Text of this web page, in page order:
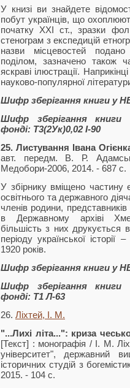
У книзі ви знайдете
побут українців, що
початку XXI ст., зразки
стенограм з експедицій
назви місцевостей
поділом, зазначено також
яскраві ілюстрації.
науково-популярної
Шифр зберігання книги у
Шифр зберігання книги
фонді: Т3(2Ук)0,02 І-90
25. Листування Івана
авт. передм. В. Р.
Медобори-2006, 2014. - 687 с.
У збірнику вміщено частину
освітнього та державного
членів родини,
в Державному архіві
більшість з них друкується
періоду української історії
1920 років.
Шифр зберігання книги у
Шифр зберігання книги
фонді: Т1 Л-63
26. Ліхтей, І. М.
"...Лихі літа...": криза
[Текст] : монографія / І. М.
університет", державний
історичних студій з
2015. - 104 с.